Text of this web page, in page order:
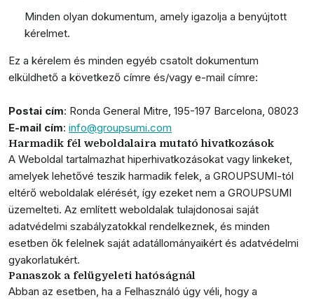
Minden olyan dokumentum, amely igazolja a benyújtott
kérelmet.
Ez a kérelem és minden egyéb csatolt dokumentum
elküldhető a következő címre és/vagy e-mail címre:
Postai cím: Ronda General Mitre, 195-197 Barcelona, 08023
E-mail cím: info@groupsumi.com
Harmadik fél weboldalaira mutató hivatkozások
A Weboldal tartalmazhat hiperhivatkozásokat vagy linkeket,
amelyek lehetővé teszik harmadik felek, a GROUPSUMI-tól
eltérő weboldalak elérését, így ezeket nem a GROUPSUMI
üzemelteti. Az említett weboldalak tulajdonosai saját
adatvédelmi szabályzatokkal rendelkeznek, és minden
esetben ők felelnek saját adatállományaikért és adatvédelmi
gyakorlatukért.
Panaszok a felügyeleti hatóságnál
Abban az esetben, ha a Felhasználó úgy véli, hogy a